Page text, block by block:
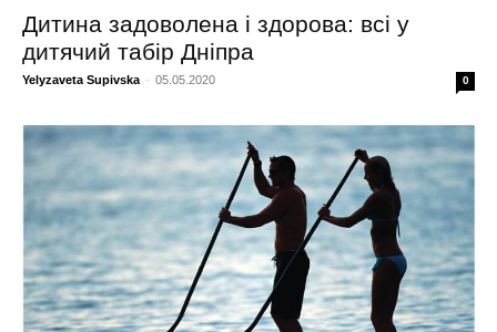
Дитина задоволена і здорова: всі у
дитячий табір Дніпра
Yelyzaveta Supivska - 05.05.2020 0